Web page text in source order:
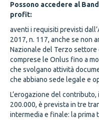
Possono accedere al
profit:
aventi i requisiti previsti
2017, n. 117, anche se non
Nazionale del Terzo settore
comprese le Onlus fino a
che svolgano attività
che abbiano sede legale e
L’erogazione del
200.000, è prevista in tre
intermedia e finale: la prima